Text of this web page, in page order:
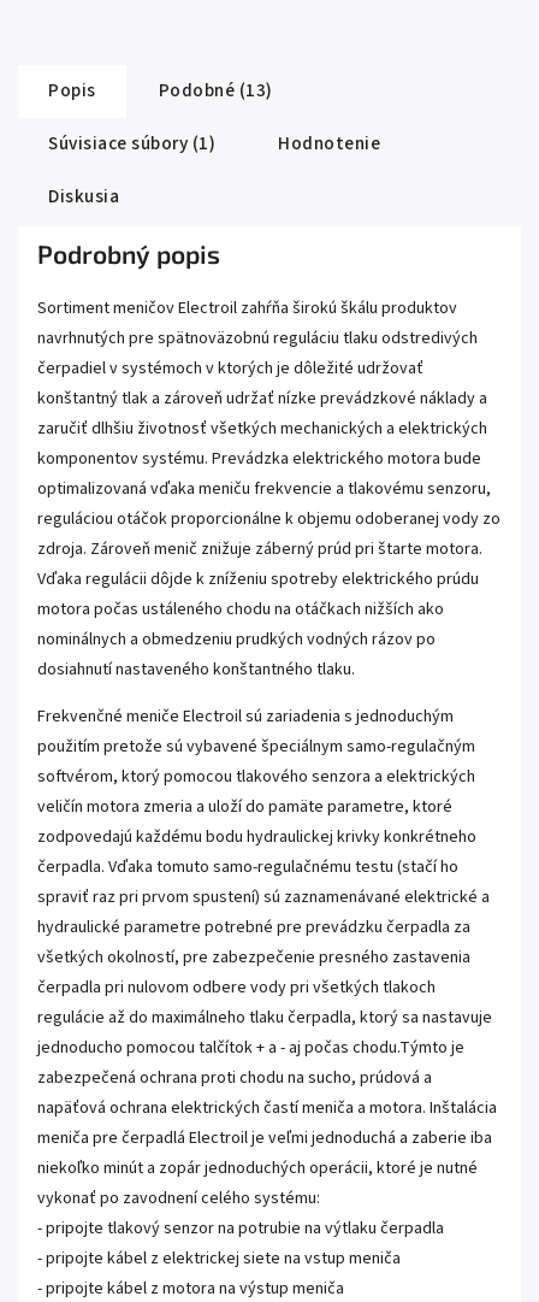
Popis
Podobné (13)
Súvisiace súbory (1)
Hodnotenie
Diskusia
Podrobný popis
Sortiment meničov Electroil zahŕňa širokú škálu produktov
navrhnutých pre spätnoväzobnú reguláciu tlaku odstredivých
čerpadiel v systémoch v ktorých je dôležité udržovať
konštantný tlak a zároveň udržať nízke prevádzkové náklady a
zaručiť dlhšiu životnosť všetkých mechanických a elektrických
komponentov systému. Prevádzka elektrického motora bude
optimalizovaná vďaka meniču frekvencie a tlakovému senzoru,
reguláciou otáčok proporcionálne k objemu odoberanej vody zo
zdroja. Zároveň menič znižuje záberný prúd pri štarte motora.
Vďaka regulácii dôjde k zníženiu spotreby elektrického prúdu
motora počas ustáleného chodu na otáčkach nižších ako
nominálnych a obmedzeniu prudkých vodných rázov po
dosiahnutí nastaveného konštantného tlaku.
Frekvenčné meniče Electroil sú zariadenia s jednoduchým
použitím pretože sú vybavené špeciálnym samo-regulačným
softvérom, ktorý pomocou tlakového senzora a elektrických
veličín motora zmeria a uloží do pamäte parametre, ktoré
zodpovedajú každému bodu hydraulickej krivky konkrétneho
čerpadla. Vďaka tomuto samo-regulačnému testu (stačí ho
spraviť raz pri prvom spustení) sú zaznamenávané elektrické a
hydraulické parametre potrebné pre prevádzku čerpadla za
všetkých okolností, pre zabezpečenie presného zastavenia
čerpadla pri nulovom odbere vody pri všetkých tlakoch
regulácie až do maximálneho tlaku čerpadla, ktorý sa nastavuje
jednoducho pomocou talčítok + a - aj počas chodu.Týmto je
zabezpečená ochrana proti chodu na sucho, prúdová a
napäťová ochrana elektrických častí meniča a motora. Inštalácia
meniča pre čerpadlá Electroil je veľmi jednoduchá a zaberie iba
niekoľko minút a zopár jednoduchých operácii, ktoré je nutné
vykonať po zavodnení celého systému:
- pripojte tlakový senzor na potrubie na výtlaku čerpadla
- pripojte kábel z elektrickej siete na vstup meniča
- pripojte kábel z motora na výstup meniča